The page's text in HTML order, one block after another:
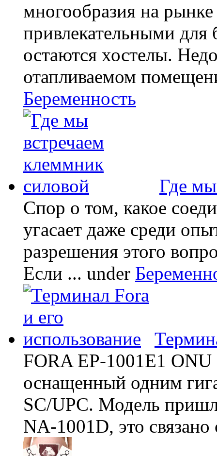
многообразия на
привлекательными
остаются хостелы.
отапливаемом
Беременность
Где
Спор о том, какое
угасает даже среди
разрешения этого
Если ... under
FORA EP-1001E1 ONU
оснащенный одним
SC/UPC. Модель
NA-1001D, это связано